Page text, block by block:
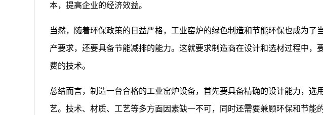
本，提高企业的经济效益。
当然，随着环保政策的日益严格，工业窑炉的绿色制造和节能环保也成为了
产要求，还要具备节能减排的能力。这就要求制造商在设计和选材过程中，
费的技术。
总结而言，制造一台合格的工业窑炉设备，首先要具备精确的设计能力，选
艺。技术、材质、工艺等多方面因素缺一不可，同时还需要兼顾环保和节能